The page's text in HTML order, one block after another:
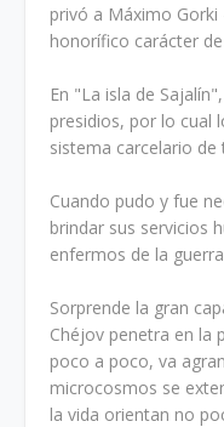
privó a Máximo
honorífico carácter
En "La isla de
presidios, por lo cual
sistema carcelario de
Cuando pudo y fue
brindar sus servicios
enfermos de la
Sorprende la gran
Chéjov penetra en la
poco a poco, va
microcosmos se
la vida orientan no